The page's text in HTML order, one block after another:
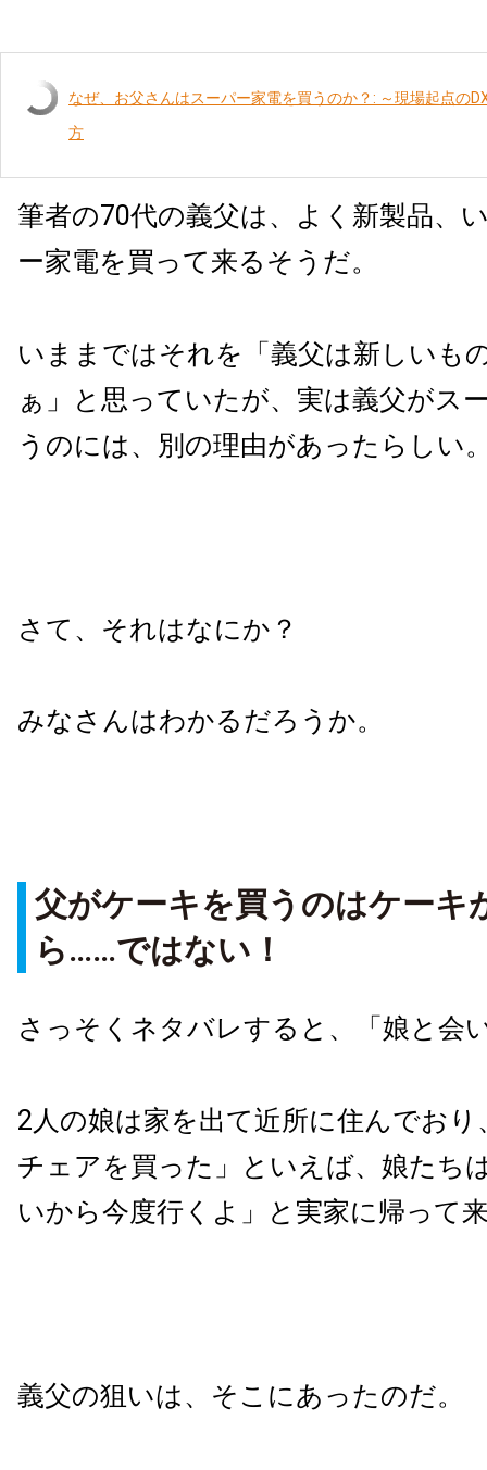
なぜ、お父さんはスーパー家電を買うのか？: ～現場起点の
方
筆者の70代の義父は、よく新製品、
ー家電を買って来るそうだ。
いままではそれを「義父は新しいも
ぁ」と思っていたが、実は義父がス
うのには、別の理由があったらしい
さて、それはなにか？
みなさんはわかるだろうか。
父がケーキを買うのはケーキ
ら……ではない！
さっそくネタバレすると、「娘と会
2人の娘は家を出て近所に住んでお
チェアを買った」といえば、娘たち
いから今度行くよ」と実家に帰って
義父の狙いは、そこにあったのだ。